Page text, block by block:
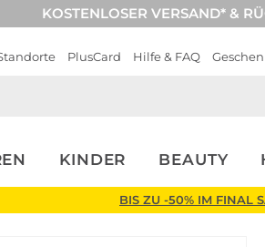
KOSTENLOSER VERSAND* &
PlusCard Hilfe & FAQ
KINDER BEAUTY
BIS ZU -50% IM FINAL